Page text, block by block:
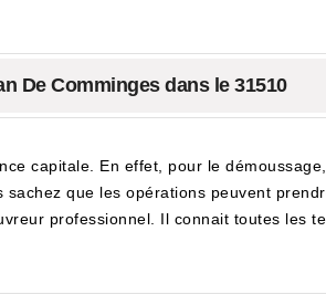
De Comminges dans le 31510
capitale. En effet, pour le
que les opérations peuvent
professionnel. Il connait toutes les